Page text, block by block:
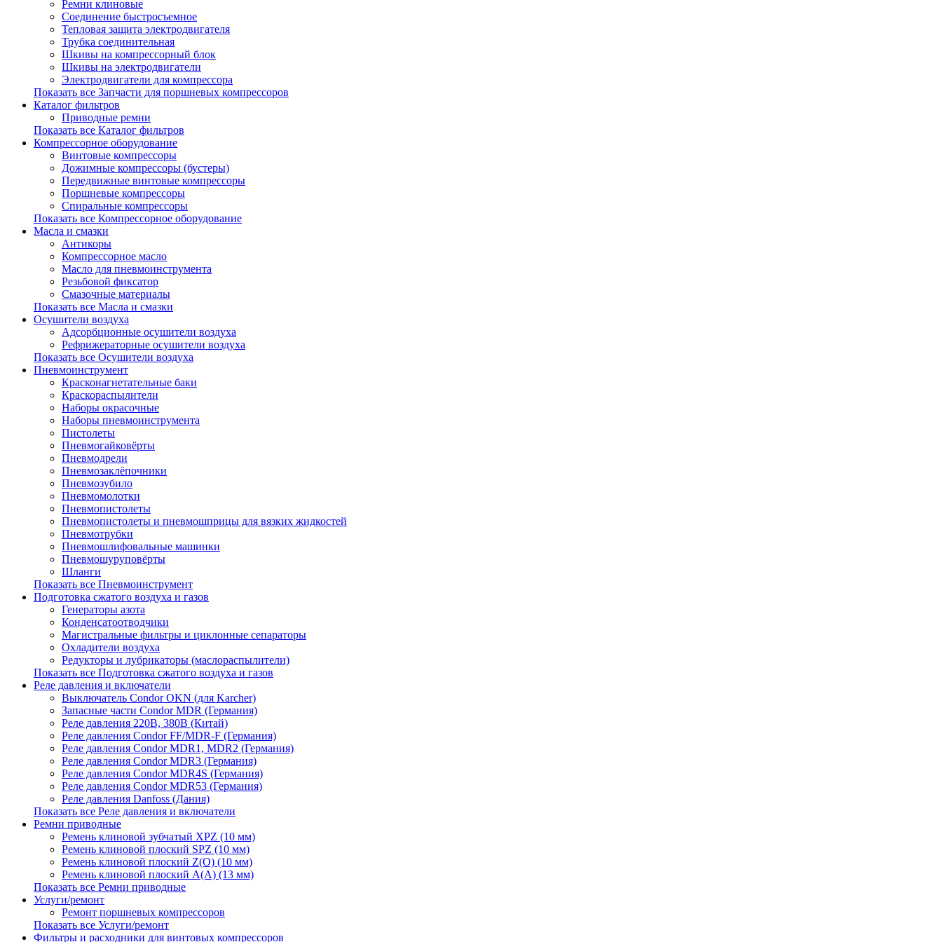
Ремни клиновые
Соединение быстросъемное
Тепловая защита электродвигателя
Трубка соединительная
Шкивы на компрессорный блок
Шкивы на электродвигатели
Электродвигатели для компрессора
Показать все Запчасти для поршневых компрессоров
Каталог фильтров
Приводные ремни
Показать все Каталог фильтров
Компрессорное оборудование
Винтовые компрессоры
Дожимные компрессоры (бустеры)
Передвижные винтовые компрессоры
Поршневые компрессоры
Спиральные компрессоры
Показать все Компрессорное оборудование
Масла и смазки
Антикоры
Компрессорное масло
Масло для пневмоинструмента
Резьбовой фиксатор
Смазочные материалы
Показать все Масла и смазки
Осушители воздуха
Адсорбционные осушители воздуха
Рефрижераторные осушители воздуха
Показать все Осушители воздуха
Пневмоинструмент
Красконагнетательные баки
Краскораспылители
Наборы окрасочные
Наборы пневмоинструмента
Пистолеты
Пневмогайковёрты
Пневмодрели
Пневмозаклёпочники
Пневмозубило
Пневмомолотки
Пневмопистолеты
Пневмопистолеты и пневмошприцы для вязких жидкостей
Пневмотрубки
Пневмошлифовальные машинки
Пневмошуруповёрты
Шланги
Показать все Пневмоинструмент
Подготовка сжатого воздуха и газов
Генераторы азота
Конденсатоотводчики
Магистральные фильтры и циклонные сепараторы
Охладители воздуха
Редукторы и лубрикаторы (маслораспылители)
Показать все Подготовка сжатого воздуха и газов
Реле давления и включатели
Выключатель Condor OKN (для Karcher)
Запасные части Сondor MDR (Германия)
Реле давления 220В, 380В (Китай)
Реле давления Condor FF/MDR-F (Германия)
Реле давления Condor MDR1, MDR2 (Германия)
Реле давления Condor MDR3 (Германия)
Реле давления Condor MDR4S (Германия)
Реле давления Condor MDR53 (Германия)
Реле давления Danfoss (Дания)
Показать все Реле давления и включатели
Ремни приводные
Ремень клиновой зубчатый XPZ (10 мм)
Ремень клиновой плоский SPZ (10 мм)
Ремень клиновой плоский Z(О) (10 мм)
Ремень клиновой плоский А(А) (13 мм)
Показать все Ремни приводные
Услуги/ремонт
Ремонт поршневых компрессоров
Показать все Услуги/ремонт
Фильтры и расходники для винтовых компрессоров